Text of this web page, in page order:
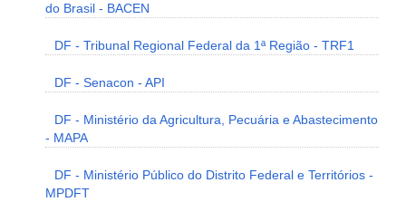
do Brasil - BACEN
DF - Tribunal Regional Federal da 1ª Região - TRF1
DF - Senacon - API
DF - Ministério da Agricultura, Pecuária e Abastecimento
- MAPA
DF - Ministério Público do Distrito Federal e Territórios -
MPDFT